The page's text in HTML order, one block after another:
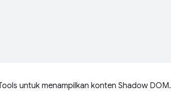
untuk menampilkan konten Shadow DOM.